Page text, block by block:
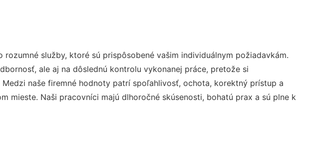
služby, ktoré sú prispôsobené vašim individuálnym požiadavkám.
ale aj na dôslednú kontrolu vykonanej práce, pretože si
naše firemné hodnoty patrí spoľahlivosť, ochota, korektný prístup a
mieste. Naši pracovníci majú dlhoročné skúsenosti, bohatú prax a sú plne k